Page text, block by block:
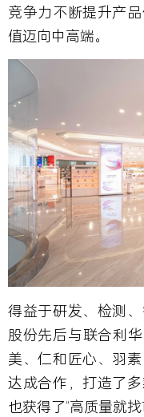
竞争力不断提升产
值迈向中高端。
得益于研发、检测
股份先后与联合利
美、仁和匠心、羽
达成合作，打造了
也获得了“高质量就找